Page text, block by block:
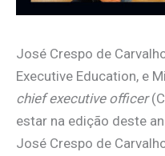
José Crespo de
Executive Education, e
chief executive officer
estar na edição deste
José Crespo de